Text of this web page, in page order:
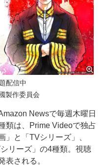
配信中
製作委員会
Newsで毎週木曜日
類は、Prime Videoで独占
」と「TVシリーズ」、
リーズ」の4種類。視聴
表される。